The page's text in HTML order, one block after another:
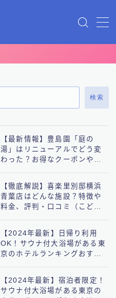
検索
【最新情報】豊島園「庭の
湯」はリニューアルでどう変
わった？お得なクーポンや料
【徹底解説】喜楽里別邸横浜
青葉店はどんな施設？特徴や
料金、評判・口コミ（こども
【2024年最新】日帰り利用
OK！サウナ付大浴場がある東
京のホテルランキングおすす
【2024年最新】宿泊者限定！
サウナ付大浴場がある東京の